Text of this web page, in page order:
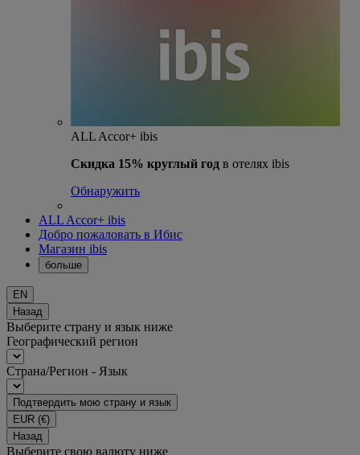
ALL Accor+ ibis
Скидка 15% круглый год в отелях ibis
Обнаружить
ALL Accor+ ibis
Добро пожаловать в Ибис
Магазин ibis
больше
EN
Назад
Выберите страну и язык ниже
Географический регион
Страна/Регион - Язык
Подтвердить мою страну и язык
EUR (€)
Назад
Выберите свою валюту ниже